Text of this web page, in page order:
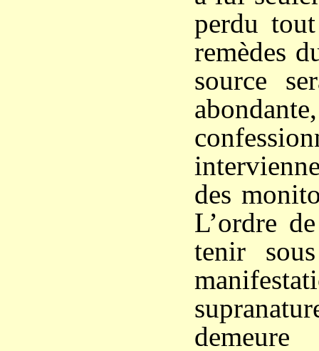
perdu
remèdes
source
des
L’ordre
tenir